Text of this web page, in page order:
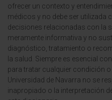
ofrecer un contexto y
médicos y no debe ser utilizada
decisiones relacionadas con la
meramente informativa y no
diagnóstico, tratamiento o
la salud. Siempre es esencial
para tratar cualquier condición
Universidad de Navarra no se
inapropiado o la interpretación